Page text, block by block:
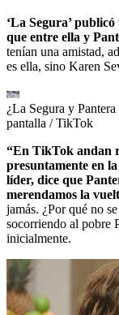
‘La Segura’
que entre ella y
tenían una amistad,
es ella, sino Karen
¿La Segura y
pantalla / TikTok
“En TikTok andan
presuntamente en
líder, dice que
merendamos la
jamás. ¿Por qué no
socorriendo al pobre
inicialmente.